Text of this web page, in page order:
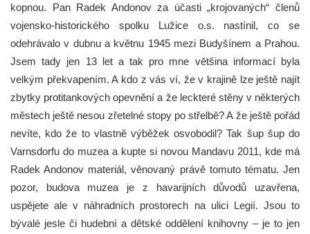
kopnou. Pan Radek Andonov za účasti „krojovaných“ členů
vojensko-historického spolku Lužice o.s. nastínil, co se
odehrávalo v dubnu a květnu 1945 mezi Budyšínem a Prahou.
Jsem tady jen 13 let a tak pro mne většina informací byla
velkým překvapením. A kdo z vás ví, že v krajině lze ještě najít
zbytky protitankových opevnění a že leckteré stěny v některých
městech ještě nesou zřetelné stopy po střelbě? A že ještě pořád
nevíte, kdo že to vlastně výběžek osvobodil? Tak šup šup do
Varnsdorfu do muzea a kupte si novou Mandavu 2011, kde má
Radek Andonov materiál, věnovaný právě tomuto tématu. Jen
pozor, budova muzea je z havarijních důvodů uzavřena,
uspějete ale v náhradních prostorech na ulici Legií. Jsou to
bývalé jesle či hudební a dětské oddělení knihovny – je to jen